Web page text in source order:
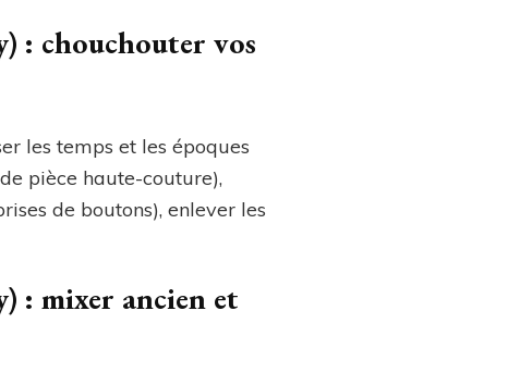
: chouchouter vos
les temps et les époques
pièce haute-couture),
de boutons), enlever les
: mixer ancien et